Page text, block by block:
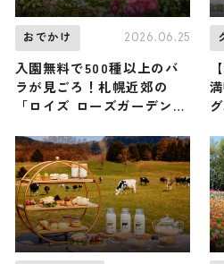
おでかけ 2026.06.25
入園無料で500種以上のバ
ラが見ごろ！札幌近郊の
「ロイズ ローズガーデン」
/ 北海道